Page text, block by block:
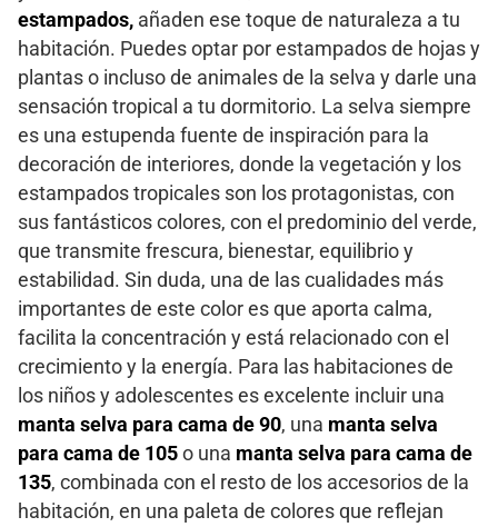
estampados, añaden ese toque de naturaleza a tu
habitación. Puedes optar por estampados de hojas y
plantas o incluso de animales de la selva y darle una
sensación tropical a tu dormitorio. La selva siempre
es una estupenda fuente de inspiración para la
decoración de interiores, donde la vegetación y los
estampados tropicales son los protagonistas, con
sus fantásticos colores, con el predominio del verde,
que transmite frescura, bienestar, equilibrio y
estabilidad. Sin duda, una de las cualidades más
importantes de este color es que aporta calma,
facilita la concentración y está relacionado con el
crecimiento y la energía. Para las habitaciones de
los niños y adolescentes es excelente incluir una
manta selva para cama de 90, una manta selva
para cama de 105 o una manta selva para cama de
135, combinada con el resto de los accesorios de la
habitación, en una paleta de colores que reflejan